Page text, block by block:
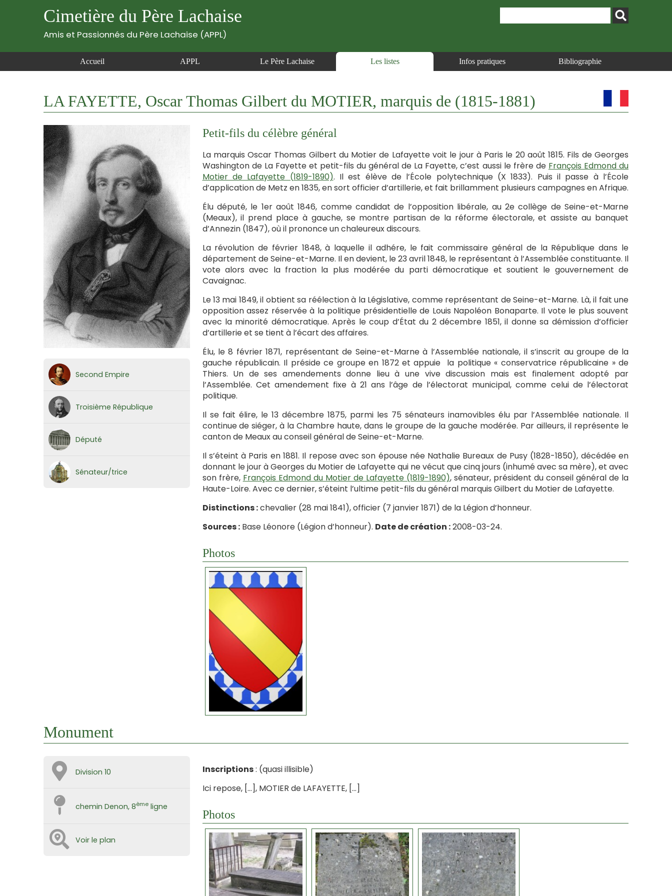
Cimetière du Père Lachaise
Amis et Passionnés du Père Lachaise (APPL)
Accueil APPL Le Père Lachaise Les listes Infos pratiques Bibliographie
LA FAYETTE, Oscar Thomas Gilbert du MOTIER, marquis de (1815-1881)
Second Empire
Troisième République
Député
Sénateur/trice
Petit-fils du célèbre général
La marquis Oscar Thomas Gilbert du Motier de Lafayette voit le jour à Paris le 20 août 1815. Fils de Georges
Washington de La Fayette et petit-fils du général de La Fayette, c’est aussi le frère de François Edmond du
Motier de Lafayette (1819-1890). Il est élève de l’École polytechnique (X 1833). Puis il passe à l’École
d’application de Metz en 1835, en sort officier d’artillerie, et fait brillamment plusieurs campagnes en Afrique.
Élu député, le 1er août 1846, comme candidat de l’opposition libérale, au 2e collège de Seine-et-Marne
(Meaux), il prend place à gauche, se montre partisan de la réforme électorale, et assiste au banquet
d’Annezin (1847), où il prononce un chaleureux discours.
La révolution de février 1848, à laquelle il adhére, le fait commissaire général de la République dans le
département de Seine-et-Marne. Il en devient, le 23 avril 1848, le représentant à l’Assemblée constituante. Il
vote alors avec la fraction la plus modérée du parti démocratique et soutient le gouvernement de
Cavaignac.
Le 13 mai 1849, il obtient sa réélection à la Législative, comme représentant de Seine-et-Marne. Là, il fait une
opposition assez réservée à la politique présidentielle de Louis Napoléon Bonaparte. Il vote le plus souvent
avec la minorité démocratique. Après le coup d’État du 2 décembre 1851, il donne sa démission d’officier
d’artillerie et se tient à l’écart des affaires.
Élu, le 8 février 1871, représentant de Seine-et-Marne à l’Assemblée nationale, il s’inscrit au groupe de la
gauche républicain. Il préside ce groupe en 1872 et appuie la politique « conservatrice républicaine » de
Thiers. Un de ses amendements donne lieu à une vive discussion mais est finalement adopté par
l’Assemblée. Cet amendement fixe à 21 ans l’âge de l’électorat municipal, comme celui de l’électorat
politique.
Il se fait élire, le 13 décembre 1875, parmi les 75 sénateurs inamovibles élu par l’Assemblée nationale. Il
continue de siéger, à la Chambre haute, dans le groupe de la gauche modérée. Par ailleurs, il représente le
canton de Meaux au conseil général de Seine-et-Marne.
Il s’éteint à Paris en 1881. Il repose avec son épouse née Nathalie Bureaux de Pusy (1828-1850), décédée en
donnant le jour à Georges du Motier de Lafayette qui ne vécut que cinq jours (inhumé avec sa mère), et avec
son frère, François Edmond du Motier de Lafayette (1819-1890), sénateur, président du conseil général de la
Haute-Loire. Avec ce dernier, s’éteint l’ultime petit-fils du général marquis Gilbert du Motier de Lafayette.
Distinctions :chevalier (28 mai 1841), officier (7 janvier 1871) de la Légion d’honneur.
Sources :Base Léonore (Légion d’honneur). Date de création :2008-03-24.
Photos
Monument
Division 10
chemin Denon, 8ème ligne
Voir le plan
Inscriptions: (quasi illisible)
Ici repose, […], MOTIER de LAFAYETTE, […]
Photos